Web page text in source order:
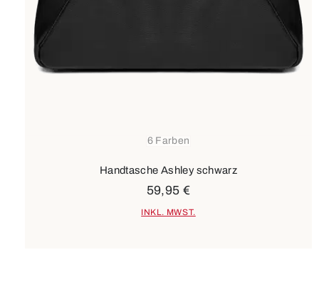
6 Farben
Handtasche Ashley schwarz
59,95 €
INKL. MWST.